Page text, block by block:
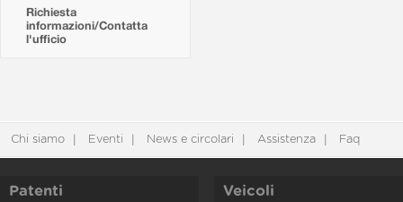
Richiesta
informazioni/Contatta
l'ufficio
Chi siamo Eventi News e circolari Assistenza Faq
Patenti Veicoli